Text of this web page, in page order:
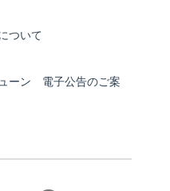
ついて
ーン 電子公告のご案